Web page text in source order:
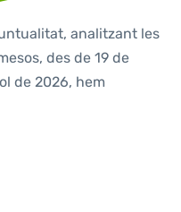
analitzant les
des de 19 de
de 2026, hem